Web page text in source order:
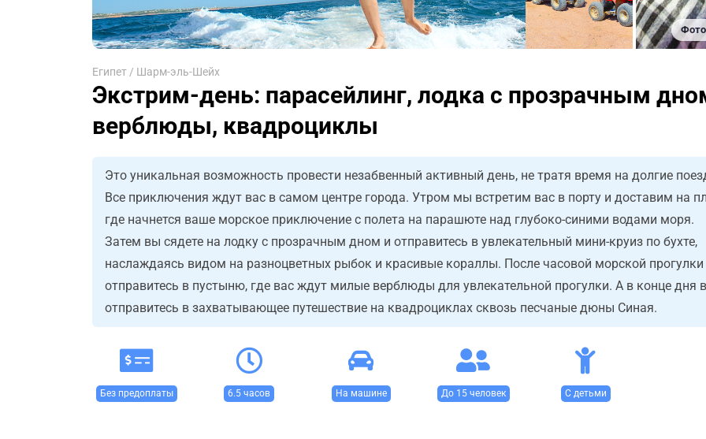
Фото
Египет / Шарм-эль-Шейх
Экстрим-день: парасейлинг, лодка с прозрачным
верблюды, квадроциклы
Это уникальная возможность провести незабвенный активный день, не тратя время на долгие
Все приключения ждут вас в самом центре города. Утром мы встретим вас в порту и доставим на
где начнется ваше морское приключение с полета на парашюте над глубоко-синими водами моря.
Затем вы сядете на лодку с прозрачным дном и отправитесь в увлекательный мини-круиз по бухте,
наслаждаясь видом на разноцветных рыбок и красивые кораллы. После часовой морской
отправитесь в пустыню, где вас ждут милые верблюды для увлекательной прогулки. А в конце дня
отправитесь в захватывающее путешествие на квадроциклах сквозь песчаные дюны Синая.
Без предоплаты 6.5 часов На машине До 15 человек С детьми